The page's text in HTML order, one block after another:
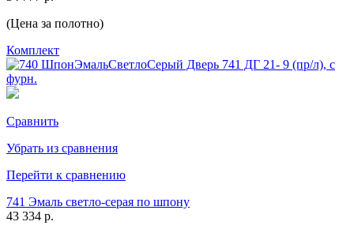
(Цена за полотно)
Комплект
Сравнить
Убрать из сравнения
Перейти к сравнению
741 Эмаль светло-серая по шпону
43 334 р.